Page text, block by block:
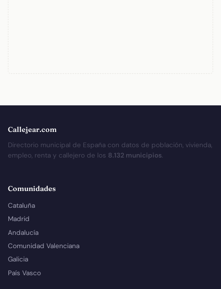
Callejear.com
Directorio municipal de España con datos de población, vivienda,
empleo, renta y callejero de los 8.132 municipios.
Comunidades
Cataluña
Madrid
Andalucía
Comunidad Valenciana
Galicia
País Vasco